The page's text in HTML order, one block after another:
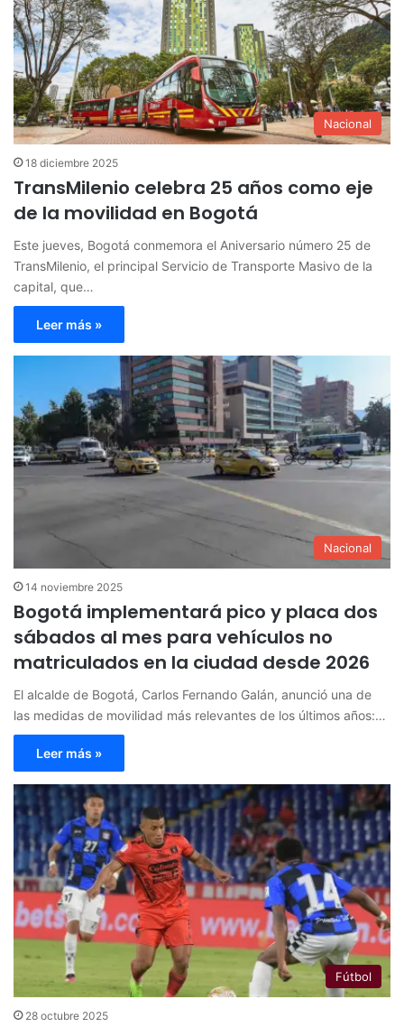
Nacional
18 diciembre 2025
TransMilenio celebra 25 años como eje
de la movilidad en Bogotá
Este jueves, Bogotá conmemora el Aniversario número 25 de
TransMilenio, el principal Servicio de Transporte Masivo de la
capital, que…
Leer más »
Nacional
14 noviembre 2025
Bogotá implementará pico y placa dos
sábados al mes para vehículos no
matriculados en la ciudad desde 2026
El alcalde de Bogotá, Carlos Fernando Galán, anunció una de
las medidas de movilidad más relevantes de los últimos años:…
Leer más »
Fútbol
28 octubre 2025